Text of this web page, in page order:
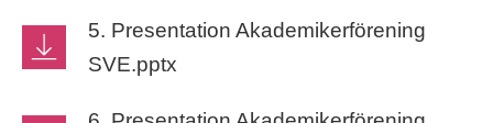
5. Presentation Akademikerförening
SVE.pptx